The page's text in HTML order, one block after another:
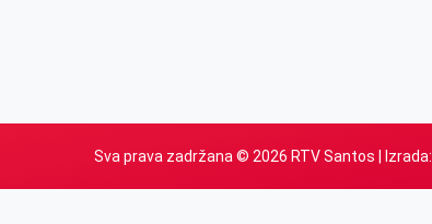
Sva prava zadržana © 2026 RTV Santos | Izrada: